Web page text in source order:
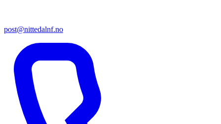
post@nittedalnf.no